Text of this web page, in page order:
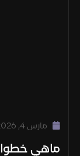
مارس 4, 2026
ماهي